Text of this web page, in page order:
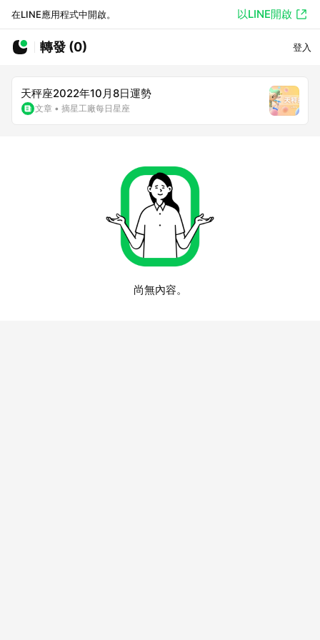
在LINE應用程式中開啟。 以LINE開啟
轉發 (0) 登入
天秤座2022年10月8日運勢
文章 • 摘星工廠每日星座
尚無內容。